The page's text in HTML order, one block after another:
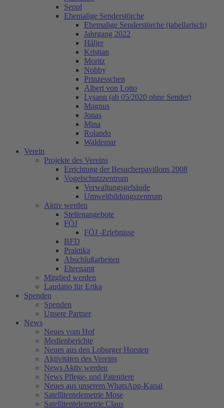
Seppl
Ehemalige Senderstörche
Ehemalige Senderstörche (tabellarisch)
Jahrgang 2022
Håljer
Kristian
Moritz
Nobby
Prinzesschen
Albert von Lotto
Lysann (ab 05/2020 ohne Sender)
Magnus
Jonas
Mina
Rolando
Waldemar
Verein
Projekte des Vereins
Errichtung der Besucherpavillons 2008
Vogelschutzzentrum
Verwaltungsgebäude
Umweltbildungszentrum
Aktiv werden
Stellenangebote
FÖJ
FÖJ -Erlebnisse
BFD
Praktika
Abschlußarbeiten
Ehrenamt
Mitglied werden
Laudatio für Erika
Spenden
Spenden
Unsere Partner
News
Neues vom Hof
Medienberichte
Neues aus den Loburger Horsten
Aktivitäten des Vereins
News Aktiv werden
News Pflege- und Patentiere
Neues aus unserem WhatsApp-Kanal
Satellitentelemetrie Mose
Satellitentelemetrie Claus